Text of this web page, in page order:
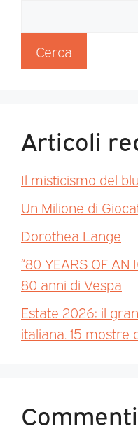
Cerca
Articoli
Il misticismo del blu
Un Milione di
Dorothea Lange
“80 YEARS OF AN
80 anni di Vespa
Estate 2026: il
italiana. 15 mostre